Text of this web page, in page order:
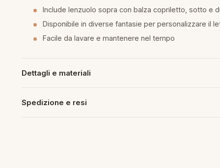
Include lenzuolo sopra con balza copriletto, sotto e
Disponibile in diverse fantasie per personalizzare il
Facile da lavare e mantenere nel tempo
Dettagli e materiali
Spedizione e resi